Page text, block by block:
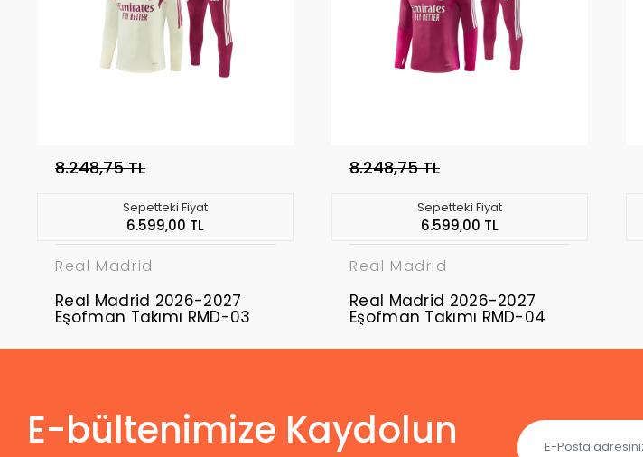
8.248,75 TL
Sepetteki Fiyat
6.599,00 TL
Real Madrid
Real Madrid 2026-2027
Eşofman Takımı RMD-03
8.248,75 TL
Sepetteki Fiyat
6.599,00 TL
Real Madrid
Real Madrid 2026-2027
Eşofman Takımı RMD-04
E-bültenimize Kaydolun